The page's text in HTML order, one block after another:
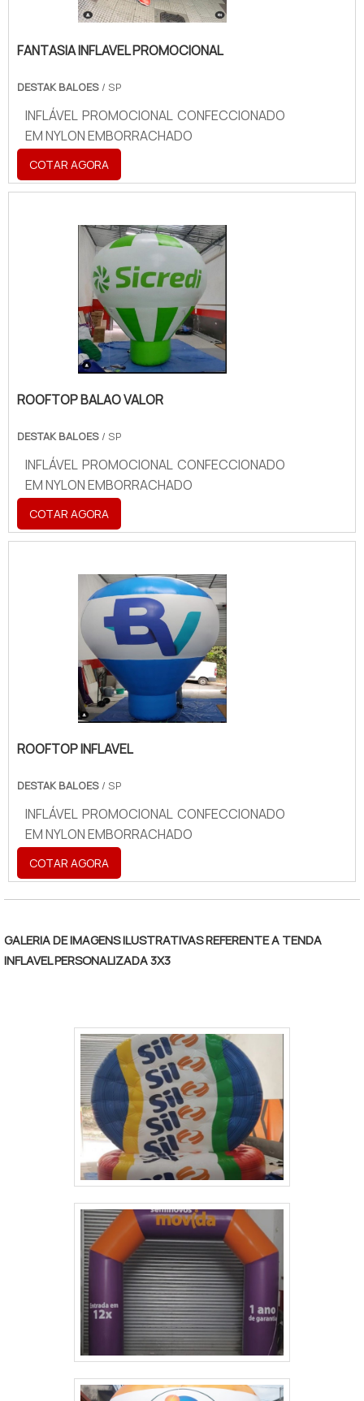
FANTASIA INFLAVEL PROMOCIONAL
DESTAK BALOES / SP
INFLÁVEL PROMOCIONAL CONFECCIONADO
EM NYLON EMBORRACHADO
COTAR AGORA
ROOFTOP BALAO VALOR
DESTAK BALOES / SP
INFLÁVEL PROMOCIONAL CONFECCIONADO
EM NYLON EMBORRACHADO
COTAR AGORA
ROOFTOP INFLAVEL
DESTAK BALOES / SP
INFLÁVEL PROMOCIONAL CONFECCIONADO
EM NYLON EMBORRACHADO
COTAR AGORA
GALERIA DE IMAGENS ILUSTRATIVAS REFERENTE A TENDA
INFLAVEL PERSONALIZADA 3X3